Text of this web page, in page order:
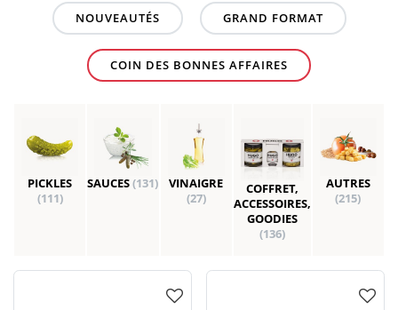
NOUVEAUTÉS GRAND FORMAT
COIN DES BONNES AFFAIRES
PICKLES
(111)
SAUCES(131)
VINAIGRE
(27)
COFFRET,
ACCESSOIRES,
GOODIES
(136)
AUTRES
(215)